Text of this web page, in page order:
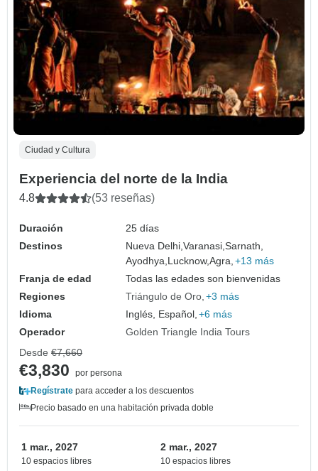
Ciudad y Cultura
Experiencia del norte de la India
4.8 (53 reseñas)
Duración
25 días
Destinos
Nueva Delhi,Varanasi,Sarnath,
Ayodhya, Lucknow,Agra, +13 más
Franja de edad
Todas las edades son bienvenidas
Regiones
Triángulo de Oro +3 más
Idioma
Inglés, Español, +6 más
Operador
Golden Triangle India Tours
Desde €7,660
€3,830
por persona
Regístrate para acceder a los descuentos
Precio basado en una habitación privada doble
1 mar., 2027
10 espacios libres
2 mar., 2027
10 espacios libres